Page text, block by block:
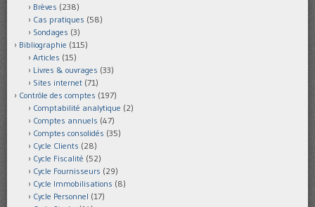
Brèves (238)
Cas pratiques (58)
Sondages (3)
Bibliographie (115)
Articles (15)
Livres & ouvrages (33)
Sites internet (71)
Contrôle des comptes (197)
Comptabilité analytique (2)
Comptes annuels (47)
Comptes consolidés (35)
Cycle Clients (28)
Cycle Fiscalité (52)
Cycle Fournisseurs (29)
Cycle Immobilisations (8)
Cycle Personnel (17)